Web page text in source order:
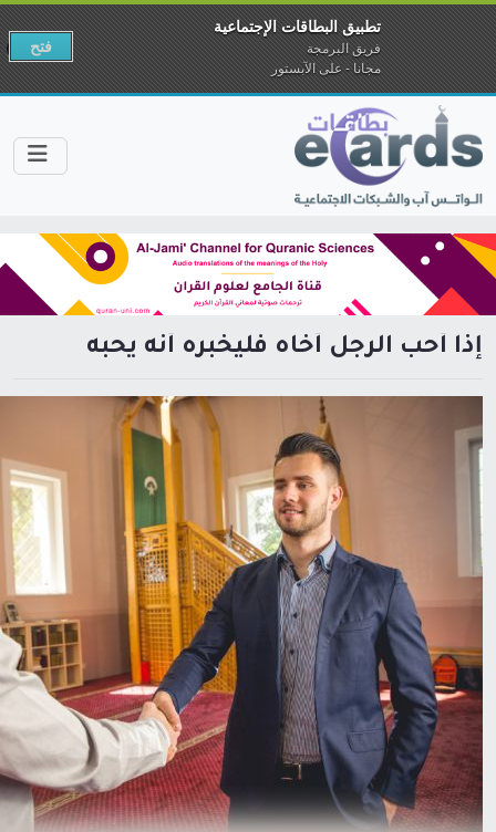
إذا أحب الرجل أخاه فليخبره أنه يحبه
تطبيق البطاقات الإجتماعية
فريق البرمجة
مجانا - على الآبستور
فتح